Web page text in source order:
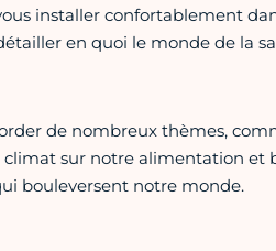
installer confortablement
en quoi le monde de la
de nombreux thèmes,
sur notre alimentation et
bouleversent notre monde.